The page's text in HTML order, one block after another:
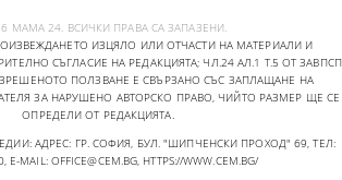
МАМА 24. ВСИЧКИ ПРАВА СА ЗАПАЗЕНИ.
ИЗЦЯЛО ИЛИ ОТЧАСТИ НА МАТЕРИАЛИ И
СЪГЛАСИЕ НА РЕДАКЦИЯТА; ЧЛ.24 АЛ.1 Т.5 ОТ ЗАВПСП
ПОЛЗВАНЕ Е СВЪРЗАНО СЪС ЗАПЛАЩАНЕ НА
ЗА НАРУШЕНО АВТОРСКО ПРАВО, ЧИЙТО РАЗМЕР ЩЕ СЕ
ОПРЕДЕЛИ ОТ РЕДАКЦИЯТА.
АДРЕС: ГР. СОФИЯ, БУЛ. "ШИПЧЕНСКИ ПРОХОД" 69, ТЕЛ:
E-MAIL: OFFICE@CEM.BG, HTTPS://WWW.CEM.BG/